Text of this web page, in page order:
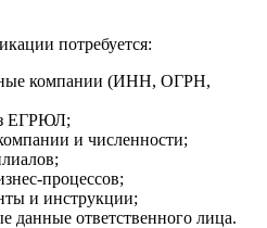
потребуется:
компании (ИНН, ОГРН,
ЕГРЮЛ;
и численности;
процессов;
и инструкции;
данные ответственного лица.